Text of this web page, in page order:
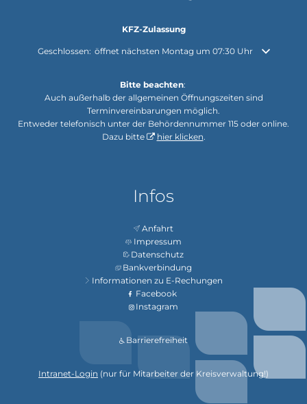
KFZ-Zulassung
Klicken, um weitere Öffnungs- oder Schließzeiten auszublenden
Geschlossen: öffnet nächsten Montag um 07:30 Uhr
Bitte beachten:
Auch außerhalb der allgemeinen Öffnungszeiten sind
Terminvereinbarungen möglich.
Entweder telefonisch unter der Behördennummer 115 oder online.
Dazu bitte
hier klicken.
Infos
Anfahrt
Impressum
Datenschutz
Bankverbindung
Informationen zu E-Rechungen
Facebook
Instagram
Barrierefreiheit
Intranet-Login (nur für Mitarbeiter der Kreisverwaltung!)